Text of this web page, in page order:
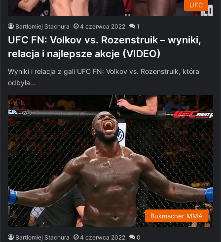
UFC
Bartłomiej Stachura 4 czerwca 2022 1
UFC FN: Volkov vs. Rozenstruik – wyniki,
relacja i najlepsze akcje (VIDEO)
Wyniki i relacja z gali UFC FN: Volkov vs. Rozenstruik, która
odbyła…
Bukmacher MMA
Bartłomiej Stachura 4 czerwca 2022 0